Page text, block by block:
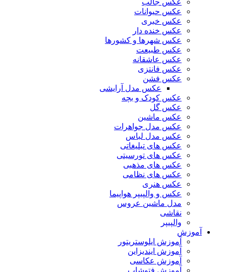
عکس جالب
عکس حیوانات
عکس خبری
عکس خنده دار
عکس شهرها و کشورها
عکس طبیعت
عکس عاشقانه
عکس فانتزی
عکس فشن
عکس مدل آرایشی
عکس کودک و بچه
عکس گل
عکس ماشین
عکس مدل جواهرات
عکس مدل لباس
عکس های تبلیغاتی
عکس های تورسیتی
عکس های مذهبی
عکس های نظامی
عکس هنری
عکس و والپیپر هواپیما
مدل ماشین عروس
نقاشی
والپیپر
آموزش
آموزش ایلوستریتور
آموزش ایندیزاین
آموزش عکاسی